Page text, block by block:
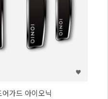
가드 아이오닉